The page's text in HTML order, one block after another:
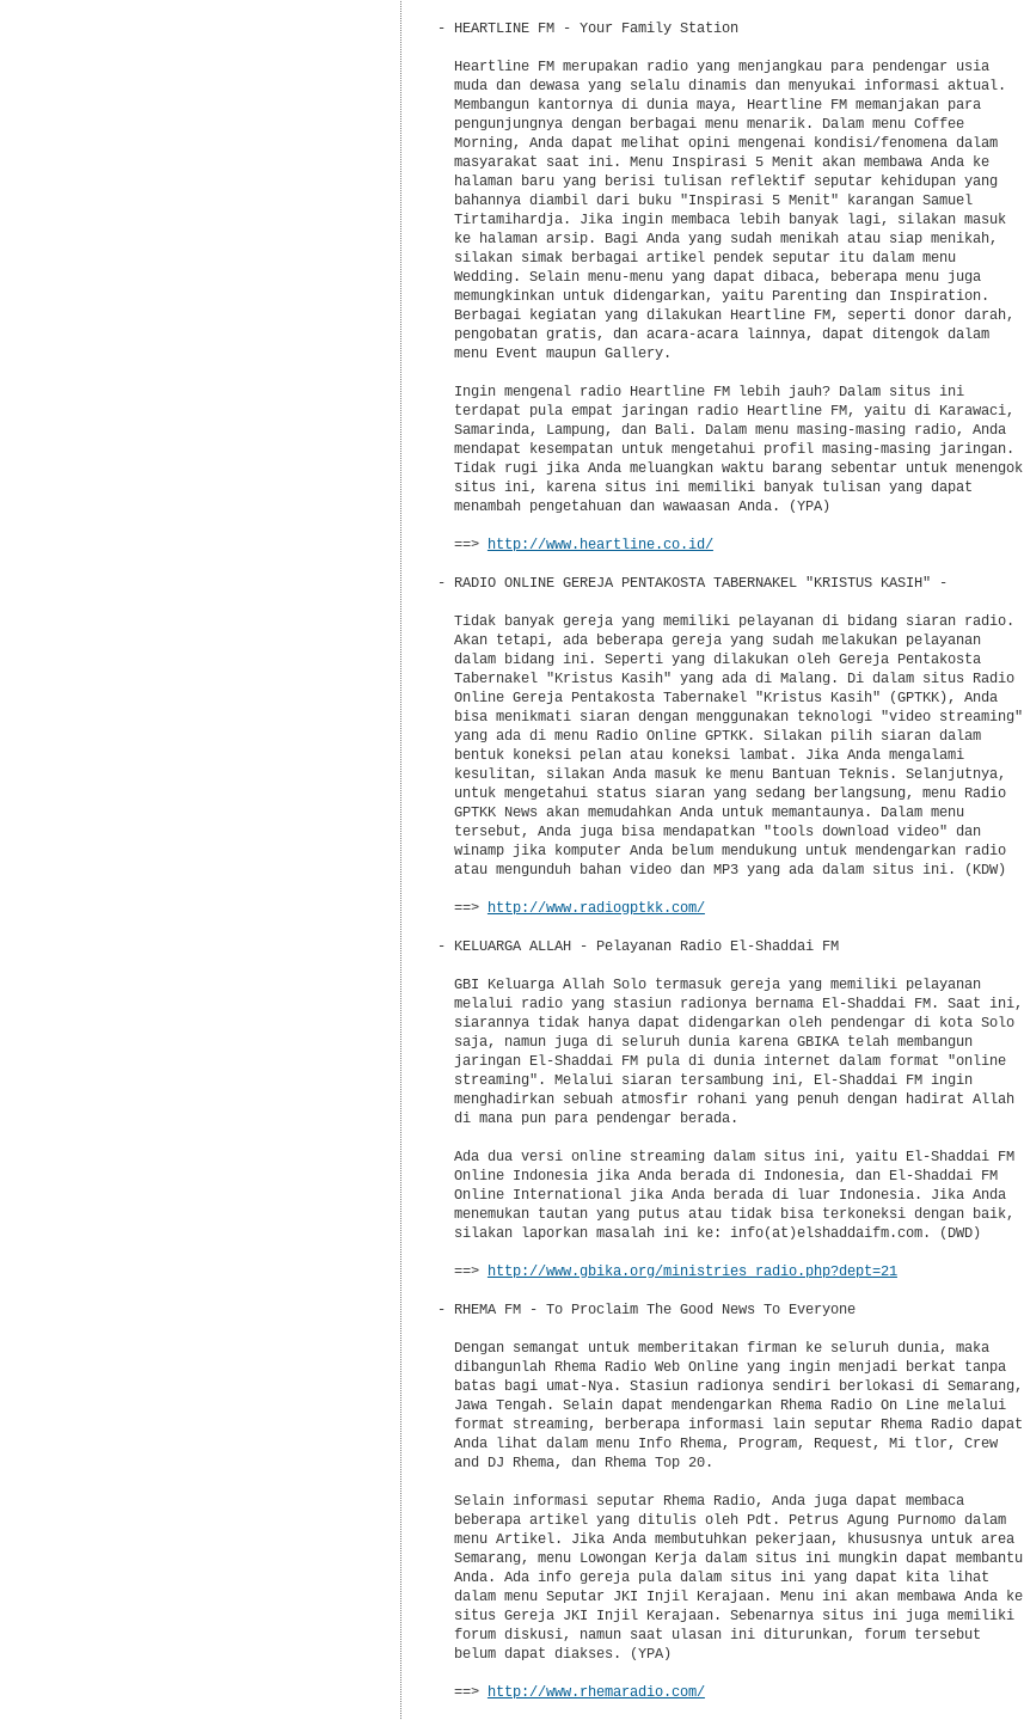
- HEARTLINE FM - Your Family Station
  Heartline FM merupakan radio yang menjangkau para pendengar usia
  muda dan dewasa yang selalu dinamis dan menyukai informasi aktual.
  Membangun kantornya di dunia maya, Heartline FM memanjakan para
  pengunjungnya dengan berbagai menu menarik. Dalam menu Coffee
  Morning, Anda dapat melihat opini mengenai kondisi/fenomena dalam
  masyarakat saat ini. Menu Inspirasi 5 Menit akan membawa Anda ke
  halaman baru yang berisi tulisan reflektif seputar kehidupan yang
  bahannya diambil dari buku "Inspirasi 5 Menit" karangan Samuel
  Tirtamihardja. Jika ingin membaca lebih banyak lagi, silakan masuk
  ke halaman arsip. Bagi Anda yang sudah menikah atau siap menikah,
  silakan simak berbagai artikel pendek seputar itu dalam menu
  Wedding. Selain menu-menu yang dapat dibaca, beberapa menu juga
  memungkinkan untuk didengarkan, yaitu Parenting dan Inspiration.
  Berbagai kegiatan yang dilakukan Heartline FM, seperti donor darah,
  pengobatan gratis, dan acara-acara lainnya, dapat ditengok dalam
  menu Event maupun Gallery.
  Ingin mengenal radio Heartline FM lebih jauh? Dalam situs ini
  terdapat pula empat jaringan radio Heartline FM, yaitu di Karawaci,
  Samarinda, Lampung, dan Bali. Dalam menu masing-masing radio, Anda
  mendapat kesempatan untuk mengetahui profil masing-masing jaringan.
  Tidak rugi jika Anda meluangkan waktu barang sebentar untuk menengok
  situs ini, karena situs ini memiliki banyak tulisan yang dapat
  menambah pengetahuan dan wawaasan Anda. (YPA)
  ==>
http://www.heartline.co.id/
- RADIO ONLINE GEREJA PENTAKOSTA TABERNAKEL "KRISTUS KASIH" -
  Tidak banyak gereja yang memiliki pelayanan di bidang siaran radio.
  Akan tetapi, ada beberapa gereja yang sudah melakukan pelayanan
  dalam bidang ini. Seperti yang dilakukan oleh Gereja Pentakosta
  Tabernakel "Kristus Kasih" yang ada di Malang. Di dalam situs Radio
  Online Gereja Pentakosta Tabernakel "Kristus Kasih" (GPTKK), Anda
  bisa menikmati siaran dengan menggunakan teknologi "video streaming"
  yang ada di menu Radio Online GPTKK. Silakan pilih siaran dalam
  bentuk koneksi pelan atau koneksi lambat. Jika Anda mengalami
  kesulitan, silakan Anda masuk ke menu Bantuan Teknis. Selanjutnya,
  untuk mengetahui status siaran yang sedang berlangsung, menu Radio
  GPTKK News akan memudahkan Anda untuk memantaunya. Dalam menu
  tersebut, Anda juga bisa mendapatkan "tools download video" dan
  winamp jika komputer Anda belum mendukung untuk mendengarkan radio
  atau mengunduh bahan video dan MP3 yang ada dalam situs ini. (KDW)
  ==>
http://www.radiogptkk.com/
- KELUARGA ALLAH - Pelayanan Radio El-Shaddai FM
  GBI Keluarga Allah Solo termasuk gereja yang memiliki pelayanan
  melalui radio yang stasiun radionya bernama El-Shaddai FM. Saat ini,
  siarannya tidak hanya dapat didengarkan oleh pendengar di kota Solo
  saja, namun juga di seluruh dunia karena GBIKA telah membangun
  jaringan El-Shaddai FM pula di dunia internet dalam format "online
  streaming". Melalui siaran tersambung ini, El-Shaddai FM ingin
  menghadirkan sebuah atmosfir rohani yang penuh dengan hadirat Allah
  di mana pun para pendengar berada.
  Ada dua versi online streaming dalam situs ini, yaitu El-Shaddai FM
  Online Indonesia jika Anda berada di Indonesia, dan El-Shaddai FM
  Online International jika Anda berada di luar Indonesia. Jika Anda
  menemukan tautan yang putus atau tidak bisa terkoneksi dengan baik,
  silakan laporkan masalah ini ke: info(at)elshaddaifm.com. (DWD)
  ==>
http://www.gbika.org/ministries_radio.php?dept=21
- RHEMA FM - To Proclaim The Good News To Everyone
  Dengan semangat untuk memberitakan firman ke seluruh dunia, maka
  dibangunlah Rhema Radio Web Online yang ingin menjadi berkat tanpa
  batas bagi umat-Nya. Stasiun radionya sendiri berlokasi di Semarang,
  Jawa Tengah. Selain dapat mendengarkan Rhema Radio On Line melalui
  format streaming, berberapa informasi lain seputar Rhema Radio dapat
  Anda lihat dalam menu Info Rhema, Program, Request, Mi tlor, Crew
  and DJ Rhema, dan Rhema Top 20.
  Selain informasi seputar Rhema Radio, Anda juga dapat membaca
  beberapa artikel yang ditulis oleh Pdt. Petrus Agung Purnomo dalam
  menu Artikel. Jika Anda membutuhkan pekerjaan, khususnya untuk area
  Semarang, menu Lowongan Kerja dalam situs ini mungkin dapat membantu
  Anda. Ada info gereja pula dalam situs ini yang dapat kita lihat
  dalam menu Seputar JKI Injil Kerajaan. Menu ini akan membawa Anda ke
  situs Gereja JKI Injil Kerajaan. Sebenarnya situs ini juga memiliki
  forum diskusi, namun saat ulasan ini diturunkan, forum tersebut
  belum dapat diakses. (YPA)
  ==>
http://www.rhemaradio.com/